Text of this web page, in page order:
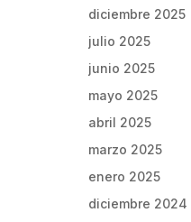
diciembre 2025
julio 2025
junio 2025
mayo 2025
abril 2025
marzo 2025
enero 2025
diciembre 2024